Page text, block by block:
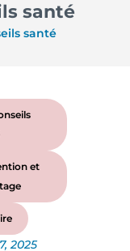
santé
santé
et
2025